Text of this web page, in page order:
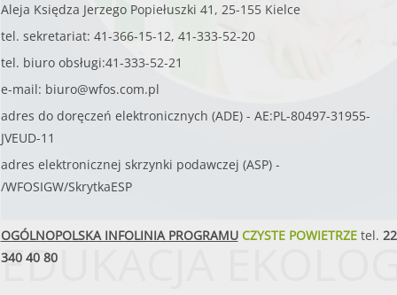
EDUKACJA
Aleja Księdza Jerzego Popiełuszki 41, 25-155 Kielce
tel. sekretariat: 41-366-15-12, 41-333-52-20
tel. biuro obsługi:41-333-52-21
e-mail: biuro@wfos.com.pl
adres do doręczeń elektronicznych (ADE) - AE:PL-80497-31955-
JVEUD-11
adres elektronicznej skrzynki podawczej (ASP) -
/WFOSIGW/SkrytkaESP
OGÓLNOPOLSKA INFOLINIA PROGRAMUCZYSTE POWIETRZEtel. 22
340 40 80